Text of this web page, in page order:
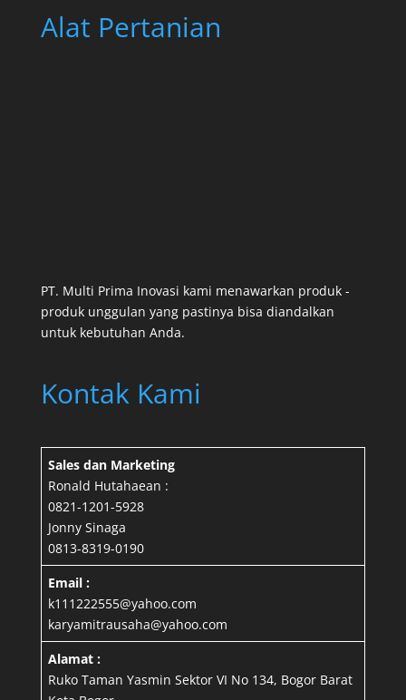
Alat Pertanian
PT. Multi Prima Inovasi kami menawarkan produk -
produk unggulan yang pastinya bisa diandalkan
untuk kebutuhan Anda.
Kontak Kami
Sales dan Marketing
Ronald Hutahaean :
0821-1201-5928
Jonny Sinaga
0813-8319-0190
Email :
k111222555@yahoo.com
karyamitrausaha@yahoo.com
Alamat :
Ruko Taman Yasmin Sektor VI No 134, Bogor Barat